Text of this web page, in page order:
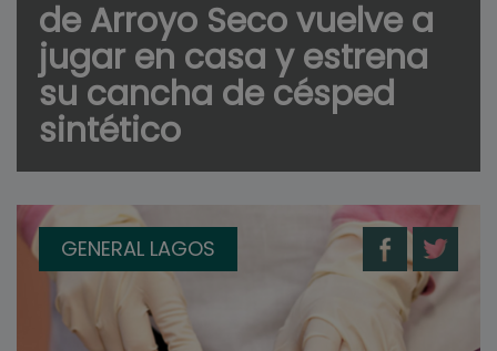
de Arroyo Seco vuelve a
jugar en casa y estrena
su cancha de césped
sintético
GENERAL LAGOS